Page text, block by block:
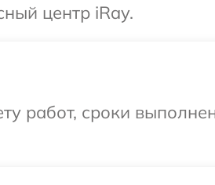
центр iRay.
работ, сроки